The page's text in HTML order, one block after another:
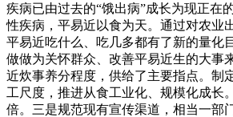
疾病已由过去的“饿出病”成长为现正在
性疾病，平易近以食为天。通过对农业
平易近吃什么、吃几多都有了新的量化
做做为关怀群众、改善平易近生的大事
近炊事养分程度，供给了主要指点。制
工尺度，推进从食工业化、规模化成长
倍。三是规范现有宣传渠道，相当一部